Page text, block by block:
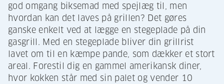
god omgang biksemad med spejlæg til, men
hvordan kan det laves på grillen? Det gøres
ganske enkelt ved at lægge en stegeplade på din
gasgrill. Med en stegeplade bliver din grillrist
lavet om til en kæmpe pande, som dækker et stort
areal. Forestil dig en gammel amerikansk diner,
hvor kokken står med sin palet og vender 10